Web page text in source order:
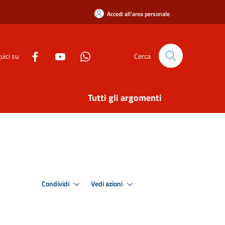
Accedi all'area personale
su Cerca
Tutti gli argomenti
Condividi Vedi azioni